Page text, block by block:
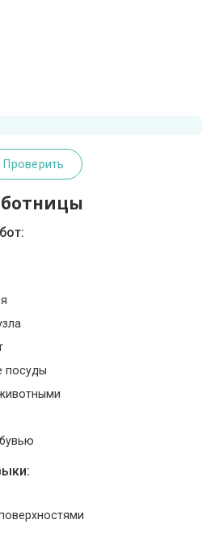
Проверить
посуды